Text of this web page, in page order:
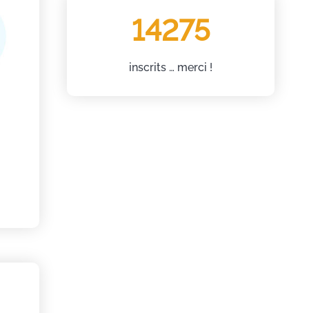
14275
inscrits … merci !